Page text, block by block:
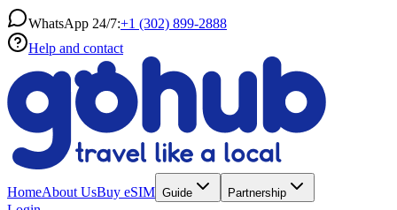
WhatsApp 24/7:+1 (302) 899-2888
Help and contact
HomeAbout UsBuy eSIM Guide Partnership